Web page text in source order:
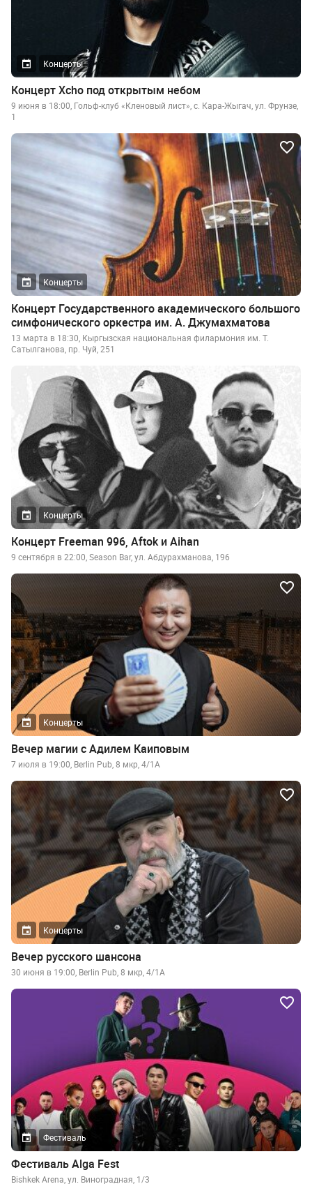
Концерты
Концерт Xcho под открытым небом
9 июня в 18:00, Гольф-клуб «Кленовый лист», с. Кара-Жыгач, ул. Фрунзе,
1
Концерты
Концерт Государственного академического большого
симфонического оркестра им. А. Джумахматова
13 марта в 18:30, Кыргызская национальная филармония им. Т.
Сатылганова, пр. Чуй, 251
Концерты
Концерт Freeman 996, Aftok и Aihan
9 сентября в 22:00, Season Bar, ул. Абдурахманова, 196
Концерты
Вечер магии с Адилем Каиповым
7 июля в 19:00, Berlin Pub, 8 мкр, 4/1А
Концерты
Вечер русского шансона
30 июня в 19:00, Berlin Pub, 8 мкр, 4/1А
Фестиваль
Фестиваль Alga Fest
Bishkek Arena, ул. Виноградная, 1/3